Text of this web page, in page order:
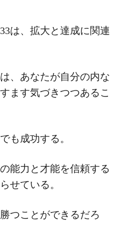
は、拡大と達成に関連
、あなたが自分の内な
ます気づきつつあるこ
も成功する。
能力と才能を信頼する
せている。
つことができるだろ